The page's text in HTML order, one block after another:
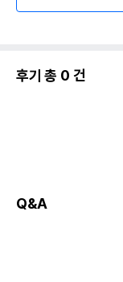
후기 총 0 건
Q&A